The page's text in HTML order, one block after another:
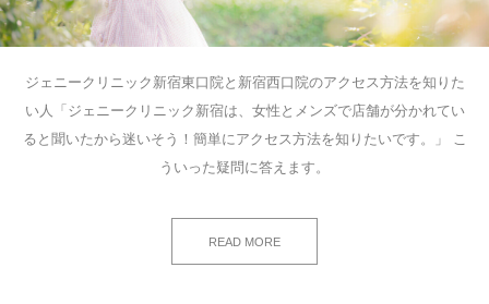
ジェニークリニック新宿東口院と新宿西口院のアクセス方法を知りた
い人「ジェニークリニック新宿は、女性とメンズで店舗が分かれてい
ると聞いたから迷いそう！簡単にアクセス方法を知りたいです。」 こ
ういった疑問に答えます。
READ MORE